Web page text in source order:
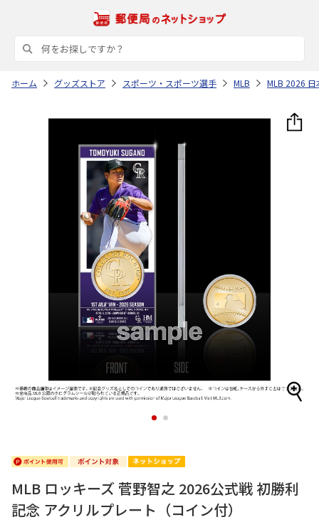
ホーム グッズストア スポーツ・スポーツ選手 MLB MLB 2026
1 2
MLB ロッキーズ 菅野智之 2026公式戦 初勝利
記念 アクリルプレート（コイン付）